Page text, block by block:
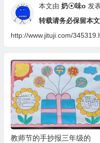
本文由 奶☉味o 发
转载请务必保留本文
http://www.jituji.com/
教师节的手抄报三年级的